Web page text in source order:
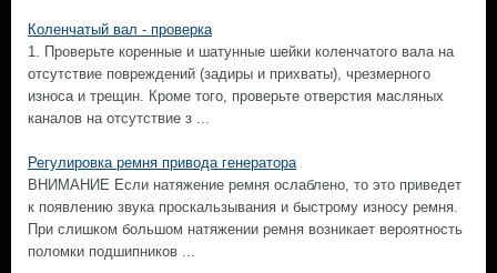
Коленчатый вал - проверка
1. Проверьте коренные и шатунные шейки коленчатого вала на
отсутствие повреждений (задиры и прихваты), чрезмерного
износа и трещин. Кроме того, проверьте отверстия масляных
каналов на отсутствие з ...
Регулировка ремня привода генератора
ВНИМАНИЕ Если натяжение ремня ослаблено, то это приведет
к появлению звука проскальзывания и быстрому износу ремня.
При слишком большом натяжении ремня возникает вероятность
поломки подшипников ...